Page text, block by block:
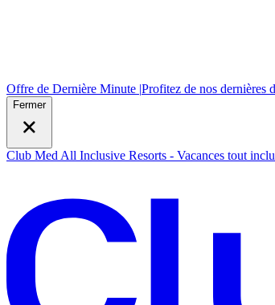
Offre de Dernière Minute |Profitez de nos dernières
Fermer
Club Med All Inclusive Resorts - Vacances tout